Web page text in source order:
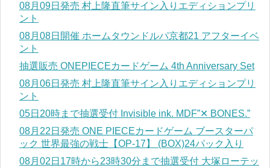
08月09日発売 村上隆直筆サイン入りエディションプリ
ント
08月08日開催 ホームタウンドルパ京都21 アフターイベ
ント
抽選販売 ONEPIECEカードゲーム 4th Anniversary Set
08月06日発売 村上隆直筆サイン入りエディションプリ
ント
05日20時まで抽選受付 Invisible ink. MDF”✕ BONES.”
08月22日発売 ONE PIECEカードゲーム ブースターパ
ック 世界最強の戦士【OP-17】 (BOX)24パック入り
08月02日17時から23時30分まで抽選受付 大塚ローテッ